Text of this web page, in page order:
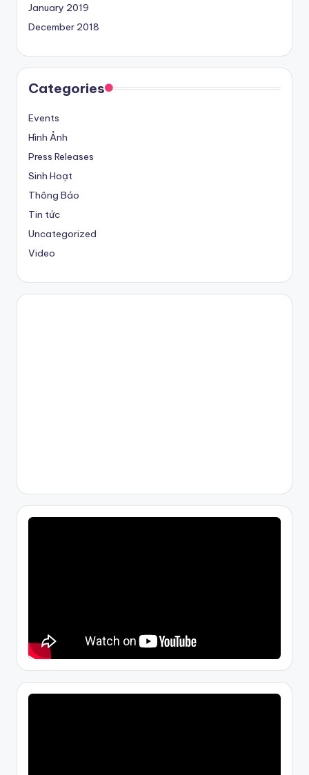
January 2019
December 2018
Categories
Events
Hình Ảnh
Press Releases
Sinh Hoạt
Thông Báo
Tin tức
Uncategorized
Video